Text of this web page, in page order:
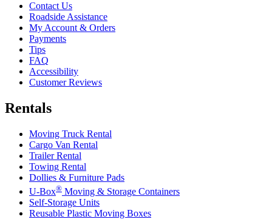
Contact Us
Roadside Assistance
My Account & Orders
Payments
Tips
FAQ
Accessibility
Customer Reviews
Rentals
Moving Truck Rental
Cargo Van Rental
Trailer Rental
Towing Rental
Dollies & Furniture Pads
U-Box® Moving & Storage Containers
Self-Storage Units
Reusable Plastic Moving Boxes